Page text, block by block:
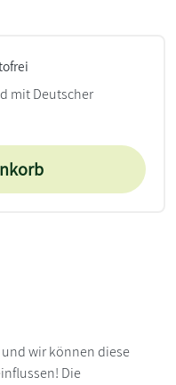
mit Deutscher
und wir können diese
Die